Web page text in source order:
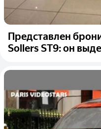
Представлен
Sollers ST9: он